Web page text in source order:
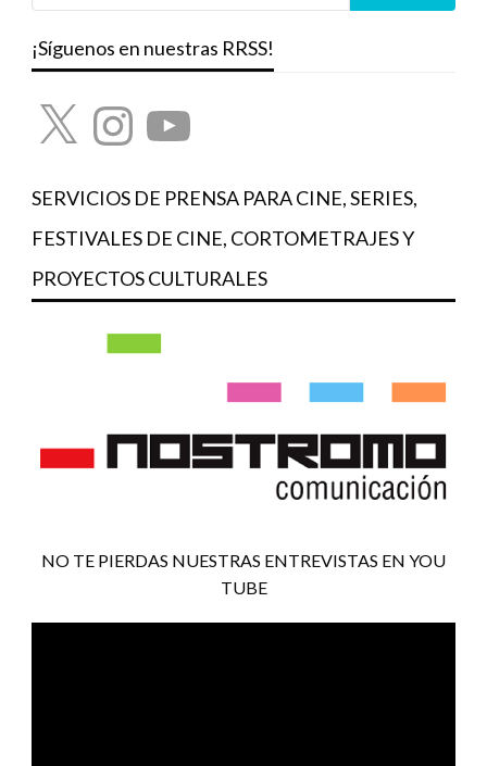
¡Síguenos en nuestras RRSS!
X InstagramYouTube
SERVICIOS DE PRENSA PARA CINE, SERIES,
FESTIVALES DE CINE, CORTOMETRAJES Y
PROYECTOS CULTURALES
NO TE PIERDAS NUESTRAS ENTREVISTAS EN YOU
TUBE